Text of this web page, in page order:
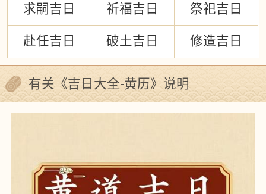
求嗣吉日 祈福吉日 祭祀吉日
赴任吉日 破土吉日 修造吉日
有关《吉日大全-黄历》说明